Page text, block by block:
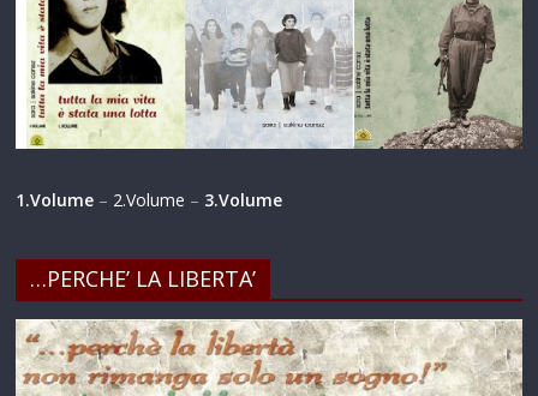
1.Volume – 2.Volume – 3.Volume
…PERCHE’ LA LIBERTA’